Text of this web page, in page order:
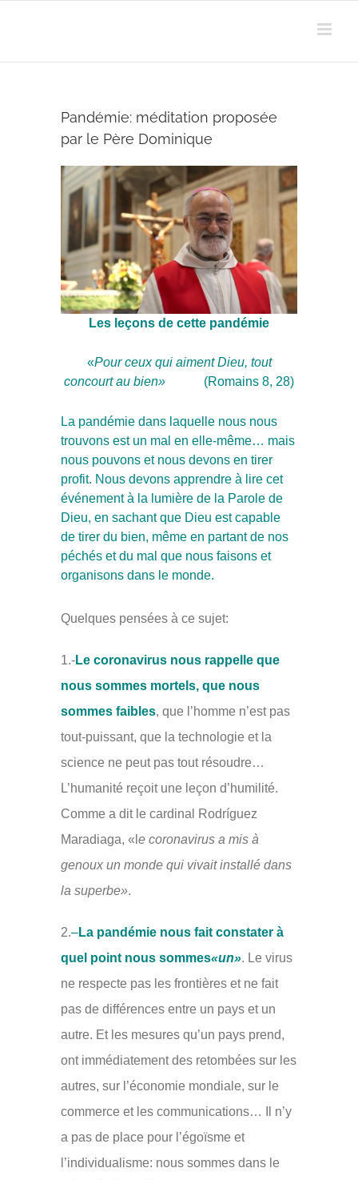
contenu
Pandémie: méditation proposée
par le Père Dominique
Les leçons de cette pandémie
«Pour ceux qui aiment Dieu, tout
concourt au bien» (Romains 8, 28)
La pandémie dans laquelle nous nous
trouvons est un mal en elle-même… mais
nous pouvons et nous devons en tirer
profit. Nous devons apprendre à lire cet
événement à la lumière de la Parole de
Dieu, en sachant que Dieu est capable
de tirer du bien, même en partant de nos
péchés et du mal que nous faisons et
organisons dans le monde.
Quelques pensées à ce sujet:
1.-Le coronavirus nous rappelle que
nous sommes mortels, que nous
sommes faibles, que l’homme n’est pas
tout-puissant, que la technologie et la
science ne peut pas tout résoudre…
L’humanité reçoit une leçon d’humilité.
Comme a dit le cardinal Rodríguez
Maradiaga, «le coronavirus a mis à
genoux un monde qui vivait installé dans
la superbe».
2.–La pandémie nous fait constater à
quel point nous sommes«un». Le virus
ne respecte pas les frontières et ne fait
pas de différences entre un pays et un
autre. Et les mesures qu’un pays prend,
ont immédiatement des retombées sur les
autres, sur l’économie mondiale, sur le
commerce et les communications… Il n’y
a pas de place pour l’égoïsme et
l’individualisme: nous sommes dans le